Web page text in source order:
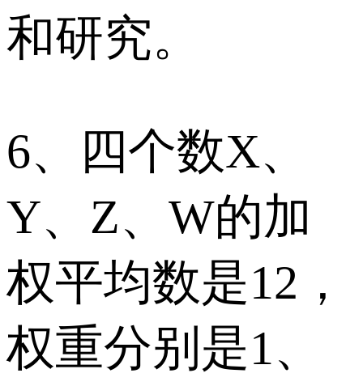
和研究。
6、四个数X、
Y、Z、W的加
权平均数是12，
权重分别是1、